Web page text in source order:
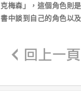
克梅森」，這個角色則
書中談到自己的角色以